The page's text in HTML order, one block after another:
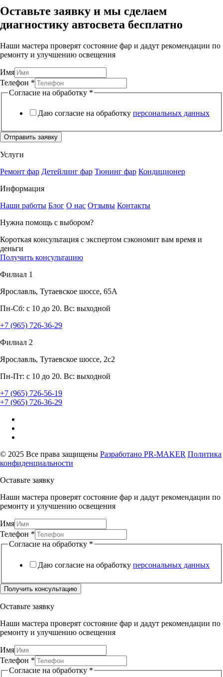
Оставьте заявку и мы сделаем
диагностику автосвета бесплатно
Наши мастера проверят состояние фар и дадут рекомендации по
ремонту и улучшению освещения
Имя
Телефон *
Согласие на обработку *
Даю согласие на обработку персональных данных
Отправить заявку
Услуги
Ремонт фар Детейлинг фар Тюнинг фар Кондиционер
Информация
Наши работы Блог О нас Отзывы Контакты
Нужна помощь с выбором?
Короткая консультация с экспертом сэкономит вам время и
деньги
Получить консультацию
Филиал 1
Ярославль, Тутаевское шоссе, 65А
Пн-Сб: с 10 до 20. Вс: выходной
+7 (965) 726-36-29
Филиал 2
Ярославль, Тутаевское шоссе, 2с2
Пн-Пт: с 10 до 20. Вс: выходной
+7 (965) 726-56-19
+7 (965) 726-36-29
© 2025 Все права защищены Разработано PR-MAKER Политика
конфиденциальности
Оставьте заявку
Наши мастера проверят состояние фар и дадут рекомендации по
ремонту и улучшению освещения
Имя
Телефон *
Согласие на обработку *
Даю согласие на обработку персональных данных
Получить консультацию
Оставьте заявку
Наши мастера проверят состояние фар и дадут рекомендации по
ремонту и улучшению освещения
Имя
Телефон *
Согласие на обработку *